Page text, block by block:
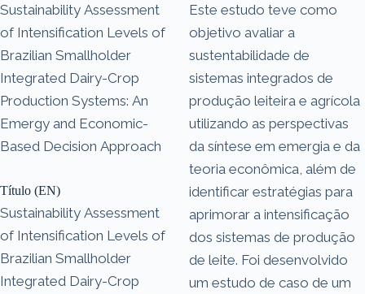
Sustainability Assessment
of Intensification Levels of
Brazilian Smallholder
Integrated Dairy-Crop
Production Systems: An
Emergy and Economic-
Based Decision Approach
Título (EN)
Sustainability Assessment
of Intensification Levels of
Brazilian Smallholder
Integrated Dairy-Crop
Este estudo teve como
objetivo avaliar a
sustentabilidade de
sistemas integrados de
produção leiteira e agrícola
utilizando as perspectivas
da síntese em emergia e da
teoria econômica, além de
identificar estratégias para
aprimorar a intensificação
dos sistemas de produção
de leite. Foi desenvolvido
um estudo de caso de um